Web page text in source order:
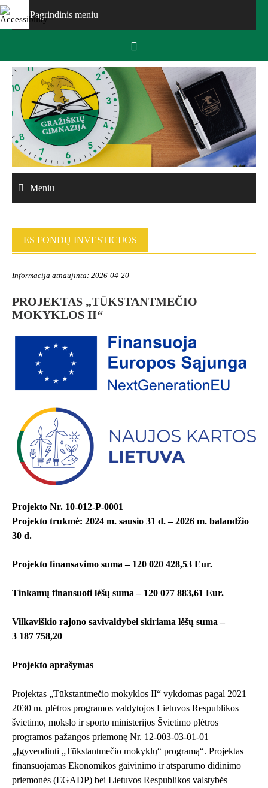
Skip
to
Pagrindinis meniu
Meniu
ES FONDŲ INVESTICIJOS
Informacija atnaujinta: 2026-04-20
PROJEKTAS „TŪKSTANTMEČIO
MOKYKLOS II“
Projekto Nr. 10-012-P-0001
Projekto trukmė: 2024 m. sausio 31 d. – 2026 m. balandžio
30 d.
Projekto finansavimo suma – 120 020 428,53 Eur.
Tinkamų finansuoti lėšų suma – 120 077 883,61 Eur.
Vilkaviškio rajono savivaldybei skiriama lėšų suma –
3 187 758,20
Projekto aprašymas
Projektas „Tūkstantmečio mokyklos II“ vykdomas pagal 2021–
2030 m. plėtros programos valdytojos Lietuvos Respublikos
švietimo, mokslo ir sporto ministerijos Švietimo plėtros
programos pažangos priemonę Nr. 12-003-03-01-01
„Įgyvendinti „Tūkstantmečio mokyklų“ programą“. Projektas
finansuojamas Ekonomikos gaivinimo ir atsparumo didinimo
priemonės (EGADP) bei Lietuvos Respublikos valstybės